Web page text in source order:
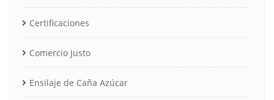
Certificaciones
Comercio Justo
Ensilaje de Caña Azúcar